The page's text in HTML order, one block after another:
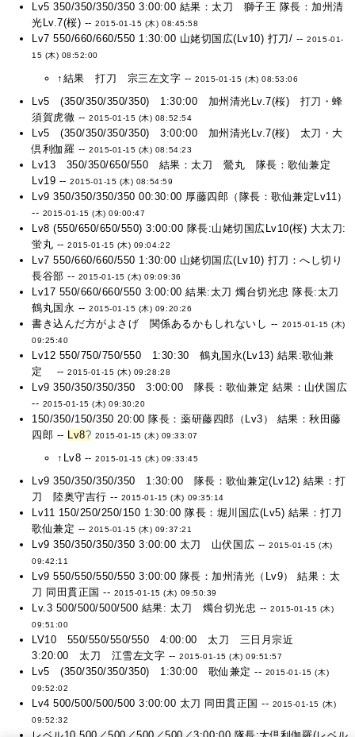
Lv5 350/350/350/350 3:00:00 結果：太刀 獅子王 隊長：加州清
光Lv.7(桜) --2015-01-15 (木) 08:45:58
Lv7 550/660/660/550 1:30:00 山姥切国広(Lv10) 打刀/ --2015-01-
15 (木) 08:52:00
↑結果 打刀 宗三左文字 --2015-01-15 (木) 08:53:06
Lv5 (350/350/350/350) 1:30:00 加州清光Lv.7(桜) 打刀・蜂
須賀虎徹 --2015-01-15 (木) 08:52:54
Lv5 (350/350/350/350) 3:00:00 加州清光Lv.7(桜) 太刀・大
倶利伽羅 --2015-01-15 (木) 08:54:23
Lv13 350/350/650/550 結果：太刀 鶯丸 隊長：歌仙兼定
Lv19 --2015-01-15 (木) 08:54:59
Lv9 350/350/350/350 00:30:00 厚藤四郎（隊長：歌仙兼定Lv11）
-- 2015-01-15 (木) 09:00:47
Lv8 (550/650/650/550) 3:00:00 隊長:山姥切国広Lv10(桜) 大太刀:
蛍丸 --2015-01-15 (木) 09:04:22
Lv7 550/660/660/550 1:30:00 山姥切国広(Lv10) 打刀：へし切り
長谷部 -- 2015-01-15 (木) 09:09:36
Lv17 550/660/660/550 3:00:00 結果:太刀 燭台切光忠 隊長:太刀
鶴丸国永 --2015-01-15 (木) 09:20:26
書き込んだ方がよさげ 関係あるかもしれないし -- 2015-01-15 (木)
09:25:40
Lv12 550/750/750/550 1:30:30 鶴丸国永(Lv13) 結果:歌仙兼
定 --2015-01-15 (木) 09:28:28
Lv9 350/350/350/350 3:00:00 隊長：歌仙兼定 結果：山伏国広
-- 2015-01-15 (木) 09:30:20
150/350/150/350 20:00 隊長：薬研藤四郎（Lv3） 結果：秋田藤
四郎 -- Lv8? 2015-01-15 (木) 09:33:07
↑Lv8 --2015-01-15 (木) 09:33:45
Lv9 350/350/350/350 1:30:00 隊長：歌仙兼定(Lv12) 結果：打
刀 陸奥守吉行 -- 2015-01-15 (木) 09:35:14
Lv11 150/250/250/150 1:30:00 隊長：堀川国広(Lv5) 結果：打刀
歌仙兼定 --2015-01-15 (木) 09:37:21
Lv9 350/350/350/350 3:00:00 太刀 山伏国広 --2015-01-15 (木)
09:42:11
Lv9 550/550/550/550 3:00:00 隊長：加州清光（Lv9） 結果：太
刀 同田貫正国 -- 2015-01-15 (木) 09:50:39
Lv.3 500/500/500/500 結果: 太刀 燭台切光忠 --2015-01-15 (木)
09:51:00
LV10 550/550/550/550 4:00:00 太刀 三日月宗近
3:20:00 太刀 江雪左文字 --2015-01-15 (木) 09:51:57
Lv5 (350/350/350/350) 1:30:00 歌仙兼定 -- 2015-01-15 (木)
09:52:02
Lv4 500/500/500/500 3:00:00 太刀 同田貫正国 -- 2015-01-15 (木)
09:52:32